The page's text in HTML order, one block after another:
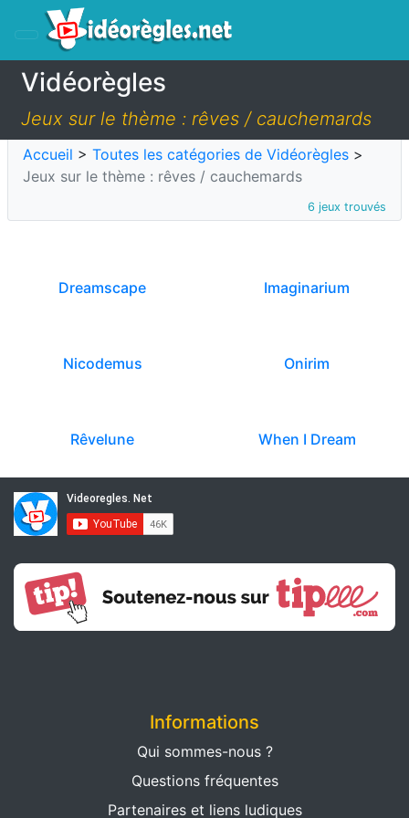
Vidéorègles
Jeux sur le thème : rêves / cauchemards
Accueil > Toutes les catégories de Vidéorègles >
Jeux sur le thème : rêves / cauchemards
6 jeux trouvés
Dreamscape Imaginarium
Nicodemus Onirim
Rêvelune When I Dream
Informations
Qui sommes-nous ?
Questions fréquentes
Partenaires et liens ludiques